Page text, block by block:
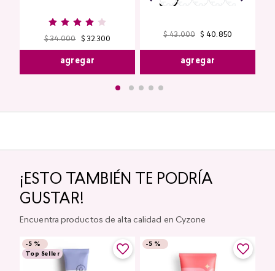
$ 34.000 $ 32.300
agregar
$ 43.000 $ 40. 850
agregar
¡ESTO TAMBIÉN TE PODRÍA
GUSTAR!
Encuentra productos de alta calidad en Cyzone
-5 %
Top Seller
-5 %